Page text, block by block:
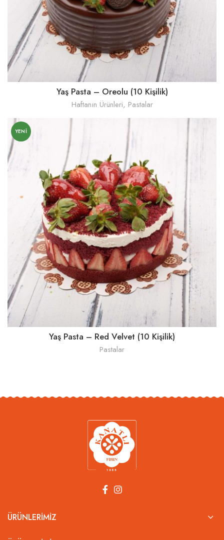
Yaş Pasta – Oreolu (10 Kişilik)
Haftanın Ürünleri, Pastalar
YENI
Yaş Pasta – Red Velvet (10 Kişilik)
Pastalar
ÜRÜNLERIMIZ